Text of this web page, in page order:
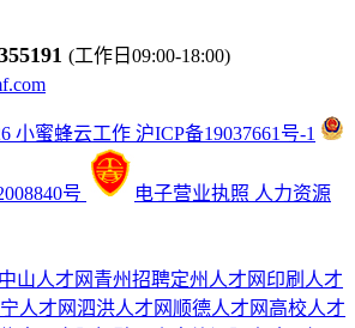
(工作日09:00-18:00)
小蜜蜂云工作 沪ICP备19037661号-1
号 电子营业执照 人力资源
中山人才网 青州招聘定州人才网 印刷人才
人才网泗洪人才网 顺德人才网 高校人才